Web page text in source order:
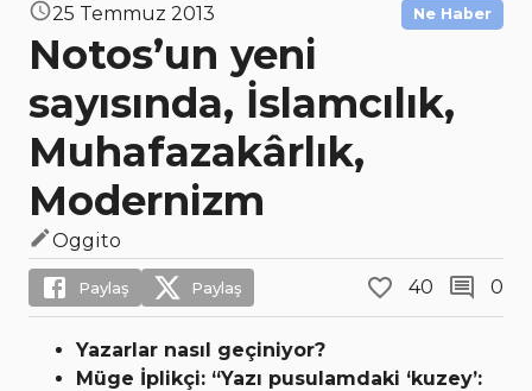
25 Temmuz 2013 Ne Haber
Notos’un yeni
sayısında, İslamcılık,
Muhafazakârlık,
Modernizm
Oggito
Paylaş Paylaş 40 0
Yazarlar nasıl geçiniyor?
Müge İplikçi: “Yazı pusulamdaki ‘kuzey’: